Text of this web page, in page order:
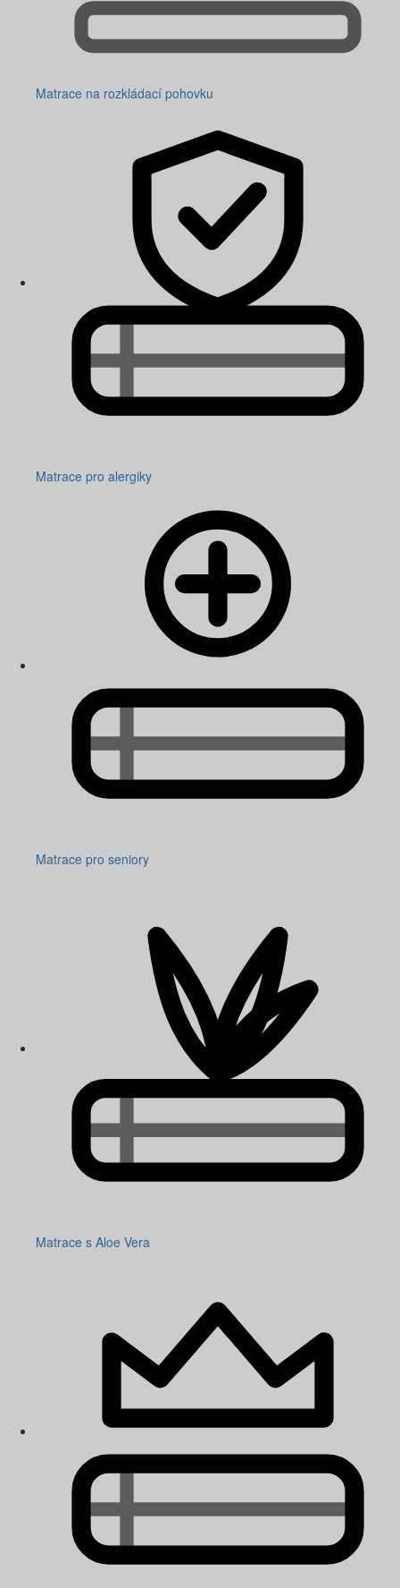
Matrace na rozkládací pohovku
Matrace pro alergiky
Matrace pro seniory
Matrace s Aloe Vera